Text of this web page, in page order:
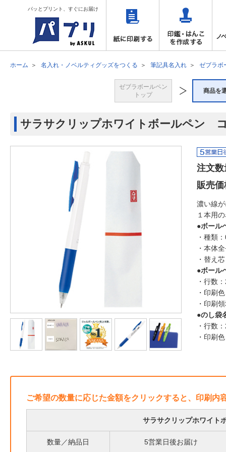
パッとプリント、すぐにお届け
ホーム 名入れ・ノベルティグッズをつくる 筆記具名入れ ゼブラボ
ゼブラボールペン
トップ
商品を
サラサクリップホワイトボールペン
注文数
販売価
濃い線
１本用
●ボール
・種類
・本体
・替え
●ボール
・行数
・印刷
・印刷
●のし袋
・行数
・印刷
ご希望の数量に応じた金額をクリックすると、印刷内
サラサクリップホワイ
数量／納品日 5営業日後お届け